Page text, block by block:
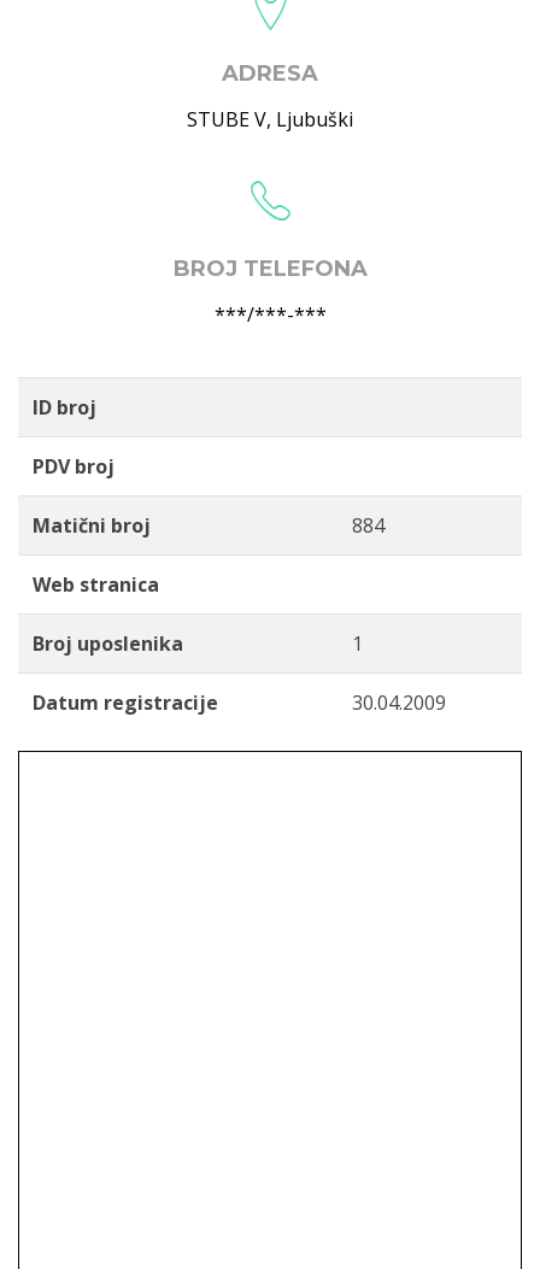
ADRESA
STUBE V, Ljubuški
BROJ TELEFONA
***/***-***
ID broj
PDV broj
Matični broj 884
Web stranica
Broj uposlenika 1
Datum registracije 30.04.2009